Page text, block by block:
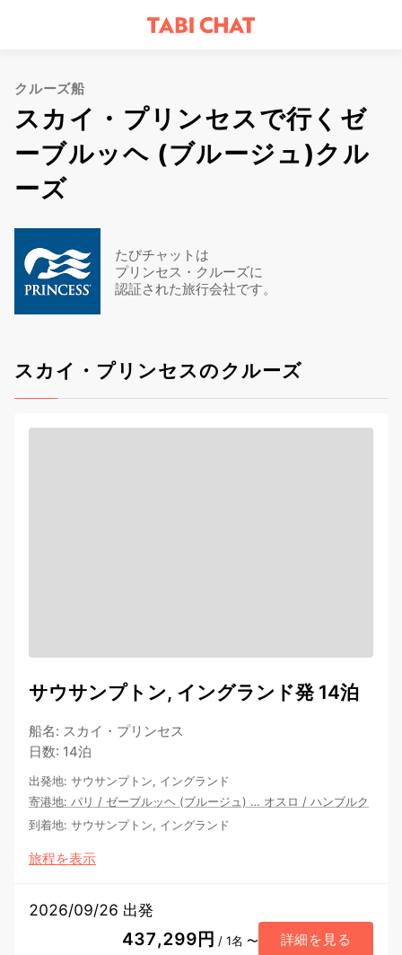
クルーズ船
スカイ・プリンセスで行くゼ
ーブルッヘ (ブルージュ)クル
ーズ
たびチャットは
プリンセス・クルーズに
認証された旅行会社です。
スカイ・プリンセスのクルーズ
サウサンプトン, イングランド発 14泊
船名: スカイ・プリンセス
日数: 14泊
出発地: サウサンプトン, イングランド
寄港地: パリ / ゼーブルッヘ (ブルージュ) … オスロ / ハンブルク
到着地: サウサンプトン, イングランド
旅程を表示
2026/09/26 出発
437,299円 / 1名 〜 詳細を見る